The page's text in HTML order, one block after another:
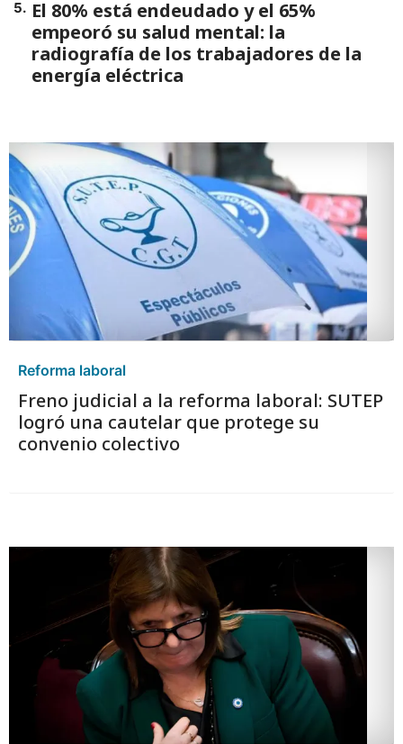
5. El 80% está endeudado y el 65%
empeoró su salud mental: la
radiografía de los trabajadores de la
energía eléctrica
Reforma laboral
Freno judicial a la reforma laboral: SUTEP
logró una cautelar que protege su
convenio colectivo